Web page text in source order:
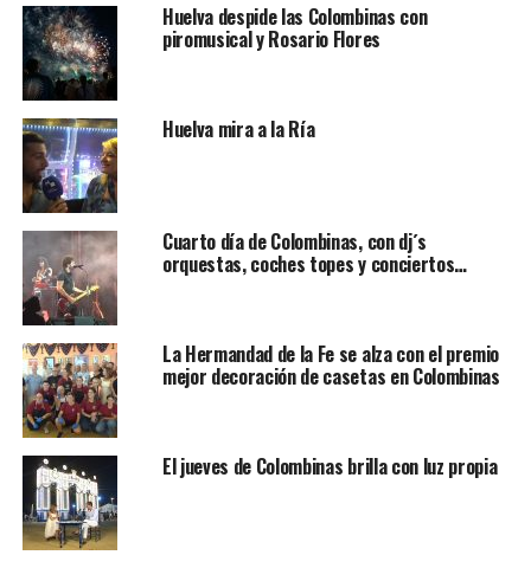
Huelva despide las Colombinas con
piromusical y Rosario Flores
Huelva mira a la Ría
Cuarto día de Colombinas, con dj´s
orquestas, coches topes y conciertos…
La Hermandad de la Fe se alza con el premio
mejor decoración de casetas en Colombinas
El jueves de Colombinas brilla con luz propia